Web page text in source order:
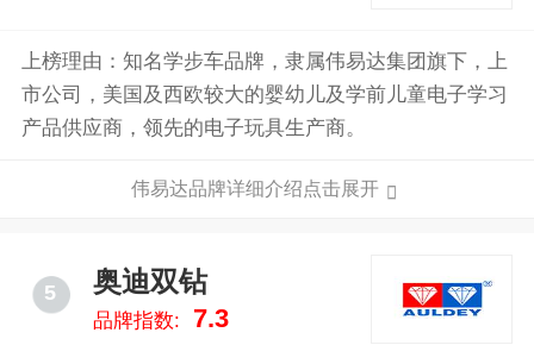
上榜理由：知名学步车品牌，隶属伟易达集团旗下，上
市公司，美国及西欧较大的婴幼儿及学前儿童电子学习
产品供应商，领先的电子玩具生产商。
伟易达品牌详细介绍点击展开
5 奥迪双钻
品牌指数: 7.3